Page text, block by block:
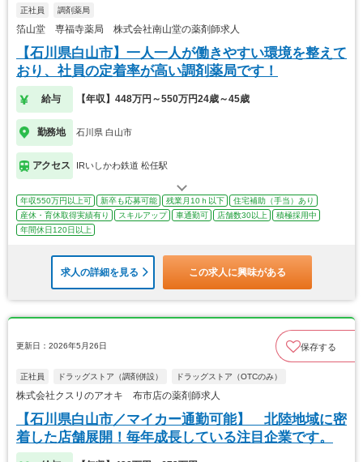
正社員 調剤薬局
箔山堂 専福寺薬局 株式会社南山堂の薬剤師求人
【石川県白山市】一人一人が働きやすい環境を整えて
おり、社員の定着率が高い調剤薬局です！
給与 【年収】448万円～550万円24歳～45歳
勤務地 石川県 白山市
アクセス IRいしかわ鉄道 松任駅
年収550万円以上可 新卒も応募可能 残業月10ｈ以下
住宅補助（手当）あり
産休・育休取得実績有り
スキルアップ 車通勤可 店舗数30以上
積極採用中
年間休日120日以上
求人の詳細を見る この求人に興味がある
更新日：2026年5月26日 保存する
正社員 ドラッグストア（調剤併設） ドラッグストア（OTCのみ）
株式会社クスリのアオキ 布市店の薬剤師求人
【石川県白山市／マイカー通勤可能】 北陸地域に密
着した店舗展開！毎年成長している注目企業です。